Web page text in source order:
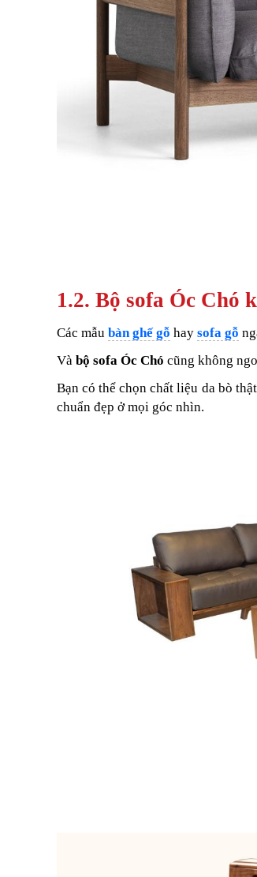
1.2. Bộ sofa Óc Chó
Các mẫu bàn ghế gỗ hay sofa gỗ
Và bộ sofa Óc Chó cũng không
Bạn có thể chọn chất liệu da bò
chuẩn đẹp ở mọi góc nhìn.